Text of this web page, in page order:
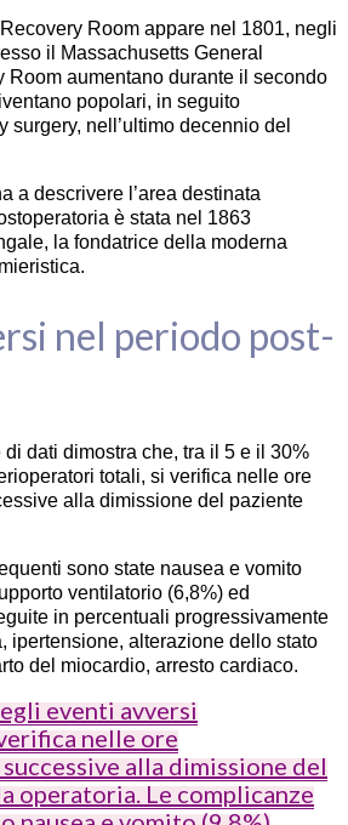
Room appare nel 1801, negli
il Massachusetts General
Room aumentano durante il secondo
popolari, in seguito
surgery, nell’ultimo decennio del
a descrivere l’area destinata
è stata nel 1863
la fondatrice della moderna
nel periodo post-
dati dimostra che, tra il 5 e il 30%
totali, si verifica nelle ore
alla dimissione del paziente
sono state nausea e vomito
ventilatorio (6,8%) ed
in percentuali progressivamente
ipertensione, alterazione dello stato
del miocardio, arresto cardiaco.
eventi avversi
nelle ore
alla dimissione del
operatoria. Le complicanze